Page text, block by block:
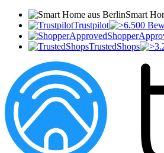
Smart
Trustpilot
TrustedShops